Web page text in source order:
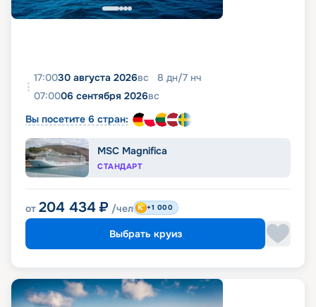
17:0030 августа 2026вс 8 дн/7 нч
07:0006 сентября 2026вс
Вы посетите 6 стран:
MSC Magnifica
СТАНДАРТ
от 204 434 ₽ /чел +1 000
Выбрать круиз